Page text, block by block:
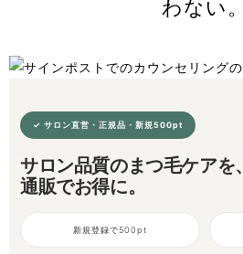
わない。
✓ サロン直営・正規品・新規500pt
サロン品質のまつ毛ケアを、
通販でお得に。
新規登録で500pt